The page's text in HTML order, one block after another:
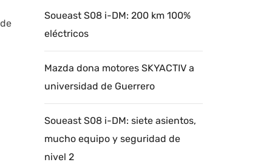
Soueast S08 i-DM: 200 km 100%
eléctricos
Mazda dona motores SKYACTIV a
universidad de Guerrero
Soueast S08 i-DM: siete asientos,
mucho equipo y seguridad de
nivel 2